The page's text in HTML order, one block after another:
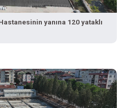
yanına 120 yataklı